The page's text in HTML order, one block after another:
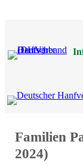
Familien
2024)